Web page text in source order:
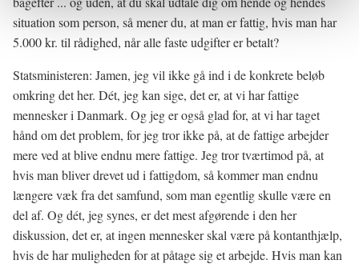
situation som person, så mener du, at man er fattig, hvis man har
5.000 kr. til rådighed, når alle faste udgifter er betalt?
Statsministeren: Jamen, jeg vil ikke gå ind i de konkrete beløb
omkring det her. Dét, jeg kan sige, det er, at vi har fattige
mennesker i Danmark. Og jeg er også glad for, at vi har taget
hånd om det problem, for jeg tror ikke på, at de fattige arbejder
mere ved at blive endnu mere fattige. Jeg tror tværtimod på, at
hvis man bliver drevet ud i fattigdom, så kommer man endnu
længere væk fra det samfund, som man egentlig skulle være en
del af. Og dét, jeg synes, er det mest afgørende i den her
diskussion, det er, at ingen mennesker skal være på kontanthjælp,
hvis de har muligheden for at påtage sig et arbejde. Hvis man kan